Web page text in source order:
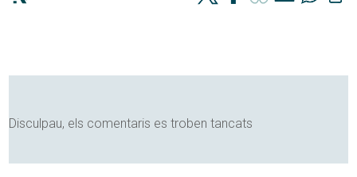
Disculpau, els comentaris es troben tancats